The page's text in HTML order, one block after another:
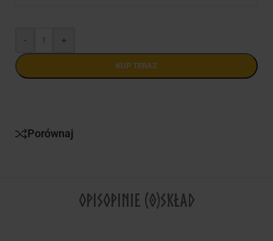
- +
KUP TERAZ
Porównaj
OPISOPINIE (0)SKŁAD